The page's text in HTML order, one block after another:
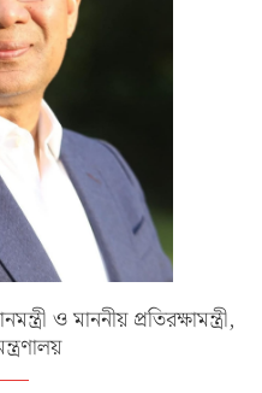
ও মাননীয় প্রতিরক্ষামন্ত্রী,